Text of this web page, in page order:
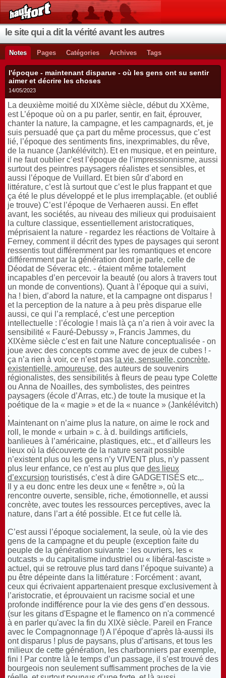
le site qui a dit la vérité avant les autres
Notes Pages Catégories Archives Tags
l'époque - maintenant disparue - où les gens ont su sentir
aimer et décrire les choses
14/05/2023
La deuxième moitié du XIXème siècle, début du XXème,
est L’époque où on a pu parler, sentir, en fait, éprouver,
chanter la nature, la campagne, et les campagnards, et, je
suis persuadé que ça part du même processus, que c’est
lié, l’époque des sentiments fins, inexprimables, du rêve,
de la nuance (Jankélévitch). Et en musique, et en peinture,
il ne faut oublier c’est l’époque de l’impressionnisme, aussi
surtout des peintres paysagers réalistes et sensibles, et
aussi l’époque de Vuillard. Et bien sûr d’abord en
littérature, c’est là surtout que c’est le plus frappant et que
ça été le plus développé et le plus irremplaçable. (et oublié
je trouve) C’est l’époque de Verhaeren aussi. En effet
avant, les sociétés, au niveau des milieux qui produisaient
la culture classique, essentiellement aristocratiques,
méprisaient la nature - regardez les réactions de Voltaire à
Ferney, comment il décrit des types de paysages qui seront
ressentis tout différemment par les romantiques et encore
différemment par la génération dont je parle, celle de
Déodat de Séverac etc. - étaient même totalement
incapables d’en percevoir la beauté (ou alors à travers tout
un monde de conventions). Quant à l’époque qui a suivi,
ha ! bien, d’abord la nature, et la campagne ont disparus !
et la perception de la nature a à peu près disparue elle
aussi, ce qui l’a remplacé, c’est une perception
intellectuelle : l’écologie ! mais là ça n’a rien à voir avec la
sensibilité « Fauré-Debussy », Francis Jammes, du
XIXème siècle c’est en fait une Nature conceptualisée - on
joue avec des concepts comme avec de jeux de cubes ! -
ça n’a rien à voir, ce n’est pas la vie, sensuelle, concrète,
existentielle, amoureuse, des auteurs de souvenirs
régionalistes, des sensibilités à fleurs de peau type Colette
ou Anna de Noailles, des symbolistes, des peintres
paysagers (école d’Arras, etc.) de toute la musique et la
poétique de la « magie » et de la « nuance » (Jankélévitch)
.
Maintenant on n’aime plus la nature, on aime le rock and
roll, le monde « urbain » c. à d. buildings artificiels,
banlieues à l’américaine, plastiques, etc., et d’ailleurs les
lieux où la découverte de la nature serait possible
n’existent plus ou les gens n’y VIVENT plus, n’y passent
plus leur enfance, ce n’est au plus que des lieux
d’excursion touristisés, c’est à dire GADGETISÉS etc.,.
Il y a eu donc entre les deux une « fenêtre », où la
rencontre ouverte, sensible, riche, émotionnelle, et aussi
concrète, avec toutes les ressources perceptives, avec la
nature, dans l’art a été possible. Et ce fut celle là.
C’est aussi l’époque socialement, la seule, où la vie des
gens de la campagne et du peuple (exception faite du
peuple de la génération suivante : les ouvriers, les «
outcasts » du capitalisme industriel ou « libéral-fasciste »
actuel, qui se retrouve plus tard dans l’époque suivante) a
pu être dépeinte dans la littérature : Forcément : avant,
ceux qui écrivaient appartenaient presque exclusivement à
l’aristocratie, et éprouvaient un racisme social et une
profonde indifférence pour la vie des gens d’en dessous.
(sur les gitans d'Espagne et le flamenco on n'a commencé
à en parler qu'avec la fin du XIXè siècle. Pareil en France
avec le Compagnonnage !) A l’époque d’après là-aussi ils
ont disparus ! plus de paysans, plus d’artisans, et tous les
milieux de cette génération, les charbonniers par exemple,
fini ! Par contre là le temps d’un passage, il s’est trouvé des
bourgeois non seulement suffisamment proches de la vie